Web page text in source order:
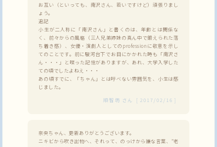
お互い（といっても、南沢さん、若いですけど）頑張りまし
ょう。
追記
小生が二人称に「南沢さん」と書くのは、年齢とは関係な
く、前々からの風格（三人兄弟姉妹の真ん中で鍛えられた落
ち着き感）、女優・演劇人としてのprofessionに敬意を示し
てのことです。前に駿河台下でお目にかかれた時も「南沢さ
ん・・・」と喋った記憶がありますが、あれ、大学入学した
ての頃でしたよねえ・・・
あの頃すでに、「ちゃん」とは呼べない雰囲気を、小生は感
じました。
順智坊 さん [ 2017/02/16 ]
奈央ちゃん、更新ありがとうございます。
ニキビから吹き出物へ、それって、のっけから嫌な言葉、”老